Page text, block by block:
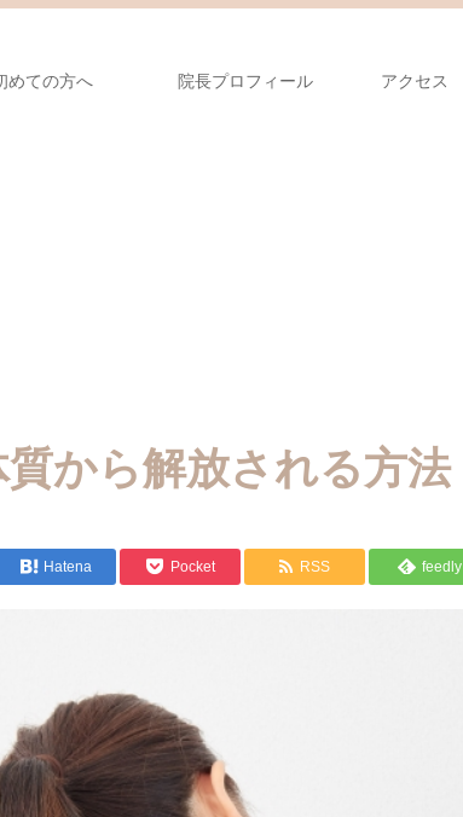
めての方へ 院長プロフィール アクセス
から解放される方法
Hatena Pocket RSS feedly